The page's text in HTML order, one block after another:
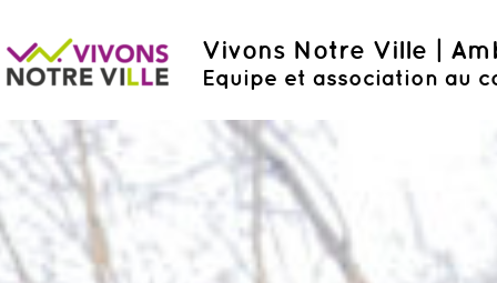
Vivons Notre Ville |
Equipe et association au